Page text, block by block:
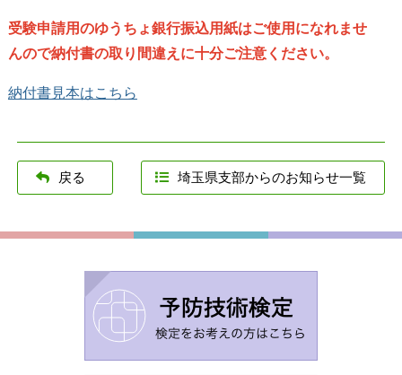
受験申請用のゆうちょ銀行振込用紙はご使用になれませ
んので納付書の取り間違えに十分ご注意ください。
納付書見本はこちら
戻る 埼玉県支部からのお知らせ一覧